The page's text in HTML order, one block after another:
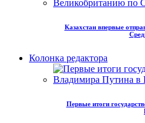
Казахстан впервые
Колонка редактора
Первые итоги